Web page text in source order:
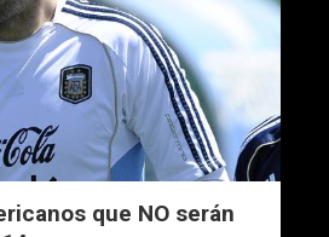
que NO serán